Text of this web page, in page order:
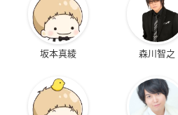
坂本真綾 森川智之